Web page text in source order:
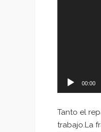
00:00
Tanto el
trabajo.La